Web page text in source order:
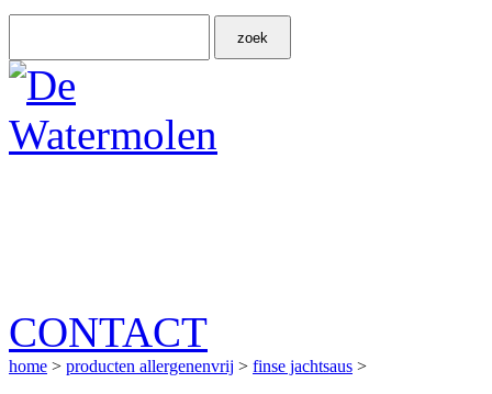
CONTACT
home > producten allergenenvrij > finse jachtsaus >